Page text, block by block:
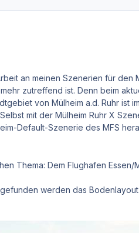
an meinen Szenerien für
zutreffend ist. Denn beim
von Mülheim a.d. Ruhr ist
mit der Mülheim Ruhr X
Default-Szenerie des MFS
Thema: Dem Flughafen Essen/
werden das